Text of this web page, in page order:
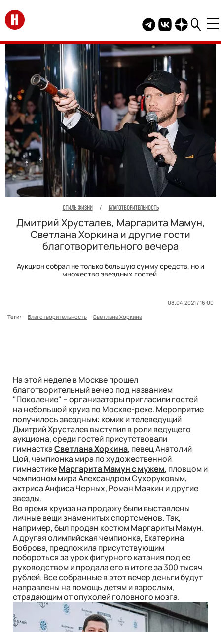
Перейти на главную
Telegram канал
Группа HELLO
Канал
СТИЛЬ ЖИЗНИ / БЛАГОТВОРИТЕЛЬНОСТЬ
Дмитрий Хрусталев, Маргарита Мамун,
Светлана Хоркина и другие гости
благотворительного вечера
Аукцион собрал не только большую сумму средств, но и
множество звездных гостей.
08.04.2021 / 16:00
Теги:
Благотворительность Светлана Хоркина
На этой неделе в Москве прошел
благотворительный вечер под названием
"Поколение" – организаторы пригласили гостей
на небольшой круиз по Москве-реке. Меропритие
получилось звездным: комик и телеведущий
Дмитрий Хрусталев выступил в роли ведущего
аукциона, среди гостей присутствовали
гимнасткаСветлана Хоркина, певец Анатолий
Цой, чемпионка мира по художественной
гимнастикеМаргарита Мамун с мужем, пловцом и
чемпионом мира Александром Сухоруковым,
актриса Анфиса Черных, Роман Маякин и другие
звезды.
Во время круиза на продажу были выставлены
личные вещи знаменитых спортсменов. Так,
например, был продан костюм Маргариты Мамун.
А другая олимпийская чемпионка, Екатерина
Боброва, предложила присутствующим
побороться за урок фигурного катания под ее
руководством и продала его в итоге за 300 тысяч
рублей. Все собранные в этот вечер деньги будут
направлены на помощьдетям и взрослым,
страдающим от опухолей головного мозга.